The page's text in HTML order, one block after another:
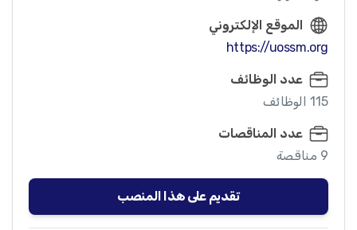
الموقع الإلكتروني
https://uossm.org
عدد الوظائف
115 الوظائف
عدد المناقصات
9 مناقصة
تقديم على هذا المنصب